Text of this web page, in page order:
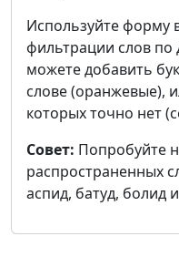
Используйте форму
фильтрации слов по
можете добавить
слове (оранжевые),
которых точно нет
Совет: Попробуйте
распространенных
аспид, батуд, болид